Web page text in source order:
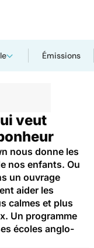
Émissions
veut
nous donne les
nos enfants. Ou
un ouvrage
aider les
calmes et plus
Un programme
écoles anglo-